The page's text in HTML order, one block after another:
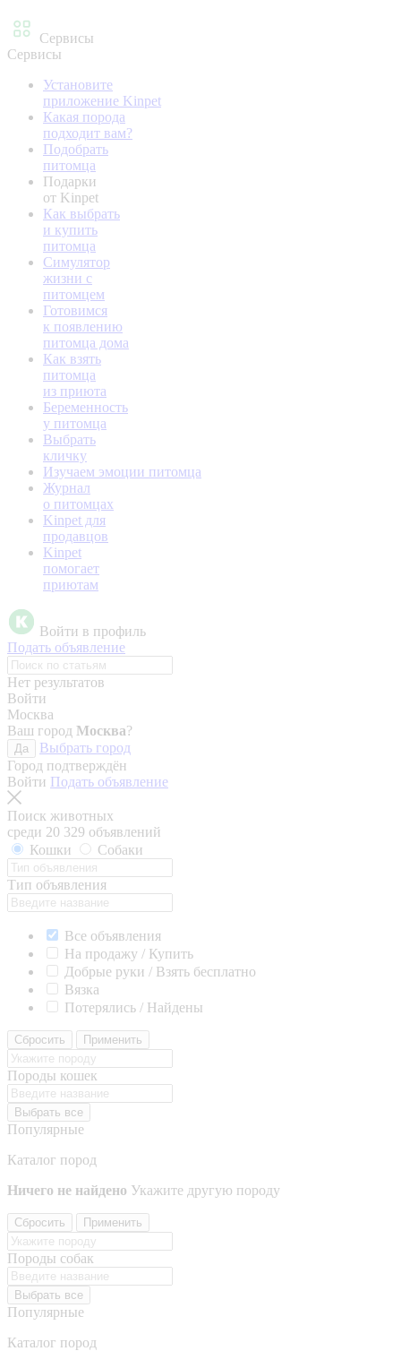
Сервисы
Сервисы
Установите
приложение Kinpet
Какая порода
подходит вам?
Подобрать
питомца
Подарки
от Kinpet
Как выбрать
и купить
питомца
Симулятор
жизни с
питомцем
Готовимся
к появлению
питомца дома
Как взять
питомца
из приюта
Беременность
у питомца
Выбрать
кличку
Изучаем эмоции питомца
Журнал
о питомцах
Kinpet для
продавцов
Kinpet
помогает
приютам
Войти в профиль
Подать объявление
Нет результатов
Войти
Москва
Ваш город Москва?
Да
Выбрать город
Город подтверждён
Войти Подать объявление
Поиск животных
среди 20 329 объявлений
Кошки
Собаки
Тип объявления
Все объявления
На продажу / Купить
Добрые руки / Взять бесплатно
Вязка
Потерялись / Найдены
Сбросить Применить
Породы кошек
Выбрать все
Популярные
Каталог пород
Ничего не найдено Укажите другую породу
Сбросить Применить
Породы собак
Выбрать все
Популярные
Каталог пород